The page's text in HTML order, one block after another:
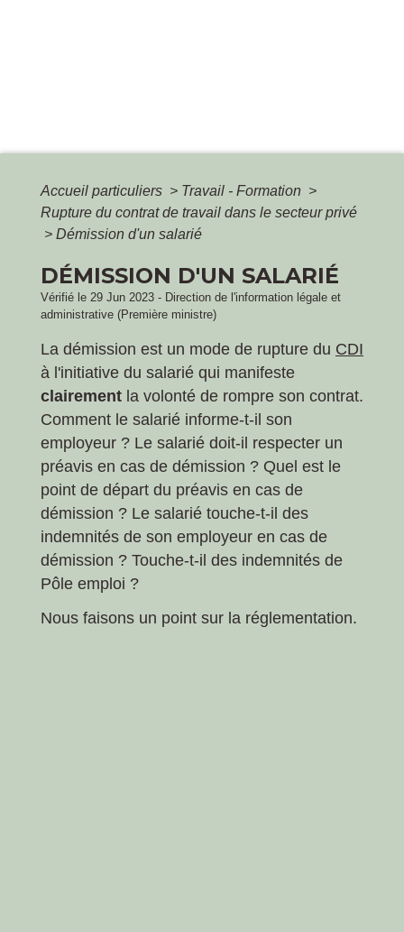
Accueil particuliers > Travail - Formation >
Rupture du contrat de travail dans le secteur privé
> Démission d'un salarié
DÉMISSION D'UN SALARIÉ
Vérifié le 29 Jun 2023 - Direction de l'information légale et
administrative (Première ministre)
La démission est un mode de rupture du CDI
à l'initiative du salarié qui manifeste
clairement la volonté de rompre son contrat.
Comment le salarié informe-t-il son
employeur ? Le salarié doit-il respecter un
préavis en cas de démission ? Quel est le
point de départ du préavis en cas de
démission ? Le salarié touche-t-il des
indemnités de son employeur en cas de
démission ? Touche-t-il des indemnités de
Pôle emploi ?
Nous faisons un point sur la réglementation.